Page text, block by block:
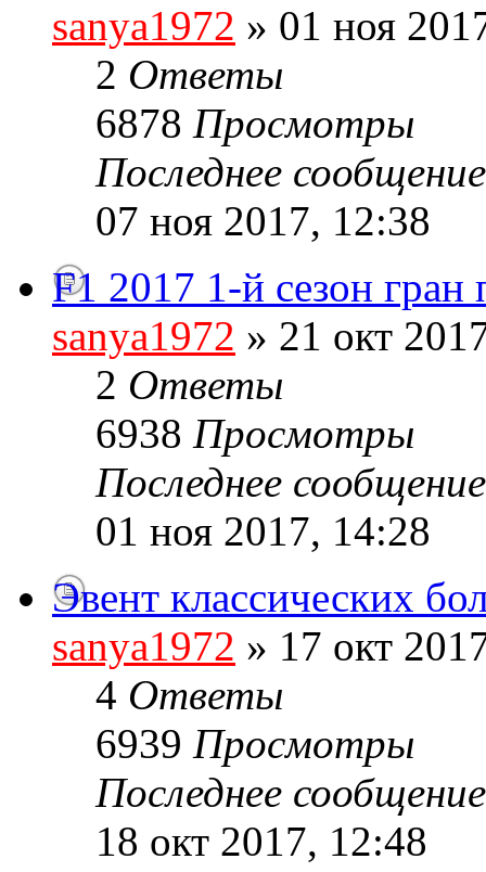
sanya1972 » 01 ноя
2 Ответы
6878 Просмотры
Последнее
07 ноя 2017, 12:38
F1 2017 1-й сезон гран
sanya1972 » 21 окт
2 Ответы
6938 Просмотры
Последнее
01 ноя 2017, 14:28
Эвент классических
sanya1972 » 17 окт
4 Ответы
6939 Просмотры
Последнее
18 окт 2017, 12:48